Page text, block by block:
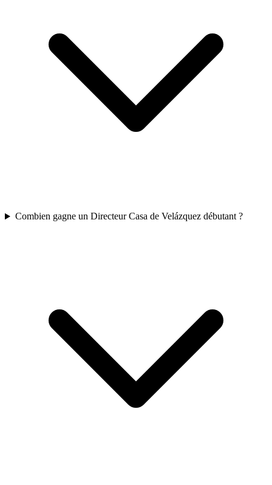
Combien gagne un Directeur Casa de Velázquez débutant ?